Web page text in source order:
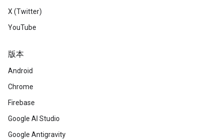
X (Twitter)
YouTube
版本
Android
Chrome
Firebase
Google AI Studio
Google Antigravity